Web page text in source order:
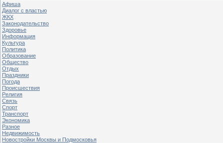
Афиша
Диалог с властью
ЖКХ
Законодательство
Здоровье
Информация
Культура
Политика
Образование
Общество
Отдых
Праздники
Погода
Происшествия
Религия
Связь
Спорт
Транспорт
Экономика
Разное
Недвижимость
Новостройки Москвы и Подмосковья